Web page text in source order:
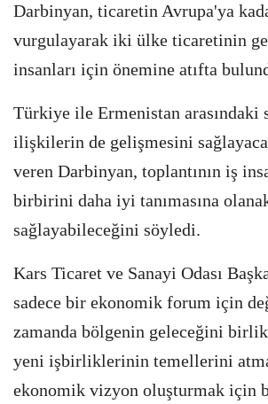
Darbinyan, ticaretin Avrupa'ya
vurgulayarak iki ülke ticaretinin
insanları için önemine atıfta
Türkiye ile Ermenistan arasındaki
ilişkilerin de gelişmesini
veren Darbinyan, toplantının iş
birbirini daha iyi tanımasına
sağlayabileceğini söyledi.
Kars Ticaret ve Sanayi Odası
sadece bir ekonomik forum için
zamanda bölgenin geleceğini
yeni işbirliklerinin temellerini
ekonomik vizyon oluşturmak için